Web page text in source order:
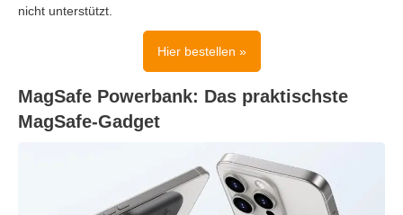
nicht unterstützt.
Hier bestellen »
MagSafe Powerbank: Das praktischste
MagSafe-Gadget